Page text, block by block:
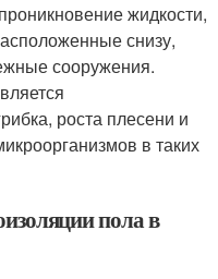
жидкости,
снизу,
сооружения.
роста плесени и
в таких
пола в